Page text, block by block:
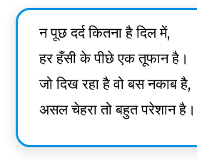
न पूछ दर्द कितना है दिल में,
हर हँसी के पीछे एक तूफान है।
जो दिख रहा है वो बस नकाब है,
असल चेहरा तो बहुत परेशान है।